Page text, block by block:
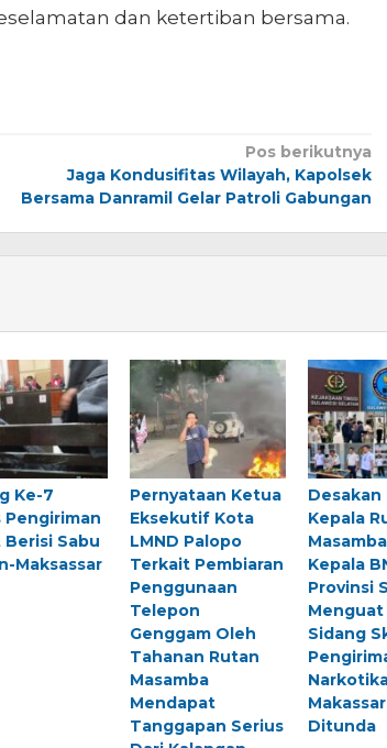
dan ketertiban bersama.
Pos berikutnya
Jaga Kondusifitas Wilayah, Kapolsek
Bersama Danramil Gelar Patroli Gabungan
Ke-7
Pengiriman
Berisi Sabu
Maksassar
Pernyataan Ketua
Eksekutif Kota
LMND Palopo
Terkait Pembiaran
Penggunaan
Telepon
Genggam Oleh
Tahanan Rutan
Masamba
Mendapat
Tanggapan Serius
Kepala
Kepala
Provinsi
Menguat
Sidang
Ditunda